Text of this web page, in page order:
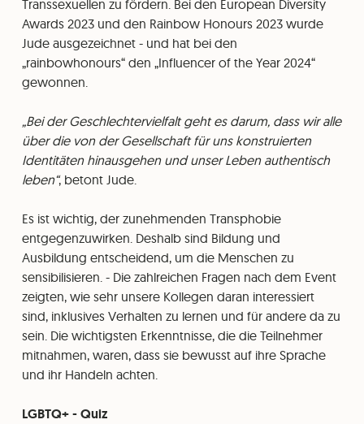
Transsexuellen zu fördern. Bei den European Diversity
Awards 2023 und den Rainbow Honours 2023 wurde
Jude ausgezeichnet - und hat bei den
„rainbowhonours“ den „Influencer of the Year 2024“
gewonnen.
„Bei der Geschlechtervielfalt geht es darum, dass wir alle
über die von der Gesellschaft für uns konstruierten
Identitäten hinausgehen und unser Leben authentisch
leben“, betont Jude.
Es ist wichtig, der zunehmenden Transphobie
entgegenzuwirken. Deshalb sind Bildung und
Ausbildung entscheidend, um die Menschen zu
sensibilisieren. - Die zahlreichen Fragen nach dem Event
zeigten, wie sehr unsere Kollegen daran interessiert
sind, inklusives Verhalten zu lernen und für andere da zu
sein. Die wichtigsten Erkenntnisse, die die Teilnehmer
mitnahmen, waren, dass sie bewusst auf ihre Sprache
und ihr Handeln achten.
LGBTQ+ - Quiz